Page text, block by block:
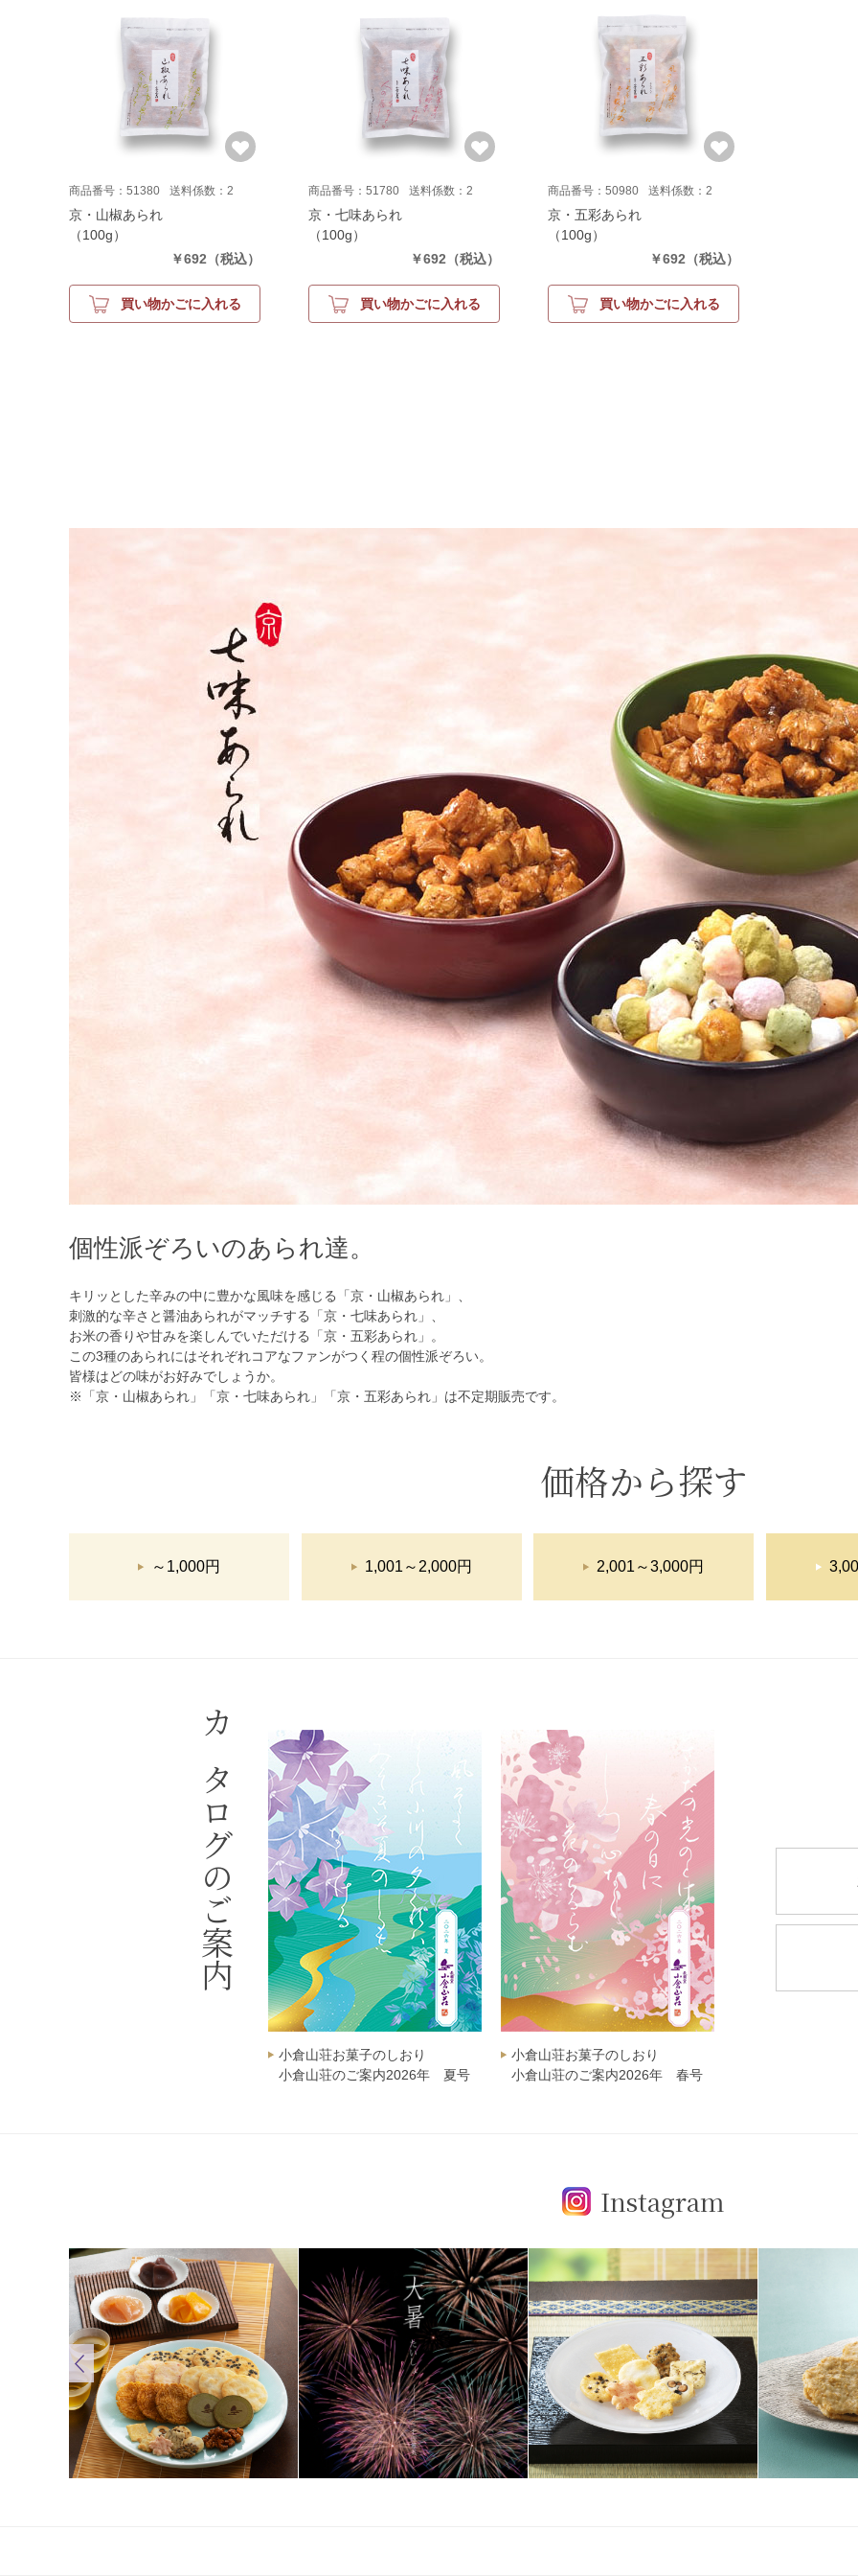
商品番号：51380 送料係数：2
京・山椒あられ
（100g）
￥692 （税込）
買い物かごに入れる
商品番号：51780 送料係数：2
京・七味あられ
（100g）
￥692 （税込）
買い物かごに入れる
商品番号：50980 送料係数：2
京・五彩あられ
（100g）
￥692 （税込）
買い物かごに入れる
個性派ぞろいのあられ達。
キリッとした辛みの中に豊かな風味を感じる「京・山椒あられ」、
刺激的な辛さと醤油あられがマッチする「京・七味あられ」、
お米の香りや甘みを楽しんでいただける「京・五彩あられ」。
この3種のあられにはそれぞれコアなファンがつく程の個性派ぞろい。
皆様はどの味がお好みでしょうか。
※「京・山椒あられ」「京・七味あられ」「京・五彩あられ」は不定期販売です。
価格から探す
～1,000円 1,001～2,000円 2,001～3,000円
カタログのご案内
小倉山荘お菓子のしおり
小倉山荘のご案内2026年 夏号
小倉山荘お菓子のしおり
小倉山荘のご案内2026年 春号
Instagram